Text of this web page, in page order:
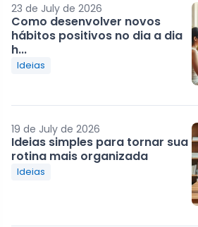
23 de July de 2026
Como desenvolver novos
hábitos positivos no dia a dia
h...
Ideias
19 de July de 2026
Ideias simples para tornar sua
rotina mais organizada
Ideias